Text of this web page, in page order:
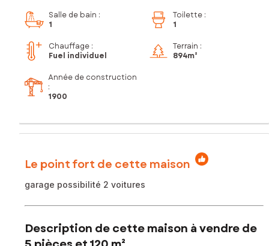
Salle de bain :
1
Toilette :
1
Chauffage :
Fuel individuel
Terrain :
894m²
Année de construction
:
1900
Le point fort de cette maison
garage possibilité 2 voitures
Description de cette maison à vendre de